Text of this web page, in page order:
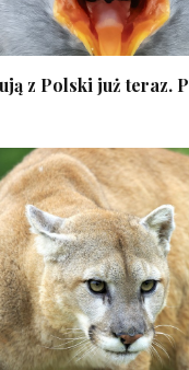
z Polski już teraz.